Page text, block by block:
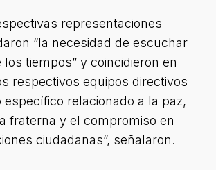
representaciones
“la necesidad de escuchar
tiempos” y coincidieron en
respectivos equipos directivos
relacionado a la paz,
fraterna y el compromiso en
ciudadanas”, señalaron.